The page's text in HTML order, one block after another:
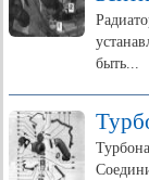
быть...